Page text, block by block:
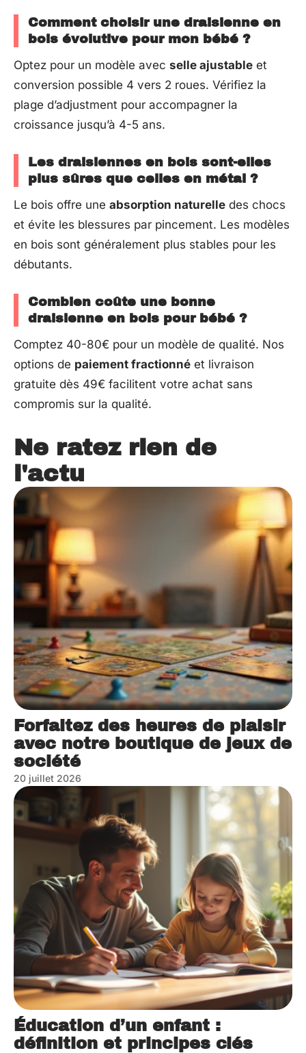
Comment choisir une draisienne en
bois évolutive pour mon bébé ?
Optez pour un modèle avec selle ajustable et
conversion possible 4 vers 2 roues. Vérifiez la
plage d’adjustment pour accompagner la
croissance jusqu’à 4-5 ans.
Les draisiennes en bois sont-elles
plus sûres que celles en métal ?
Le bois offre une absorption naturelle des chocs
et évite les blessures par pincement. Les modèles
en bois sont généralement plus stables pour les
débutants.
Combien coûte une bonne
draisienne en bois pour bébé ?
Comptez 40-80€ pour un modèle de qualité. Nos
options de paiement fractionné et livraison
gratuite dès 49€ facilitent votre achat sans
compromis sur la qualité.
Ne ratez rien de
l'actu
Forfaitez des heures de plaisir
avec notre boutique de jeux de
société
20 juillet 2026
Éducation d’un enfant :
définition et principes clés